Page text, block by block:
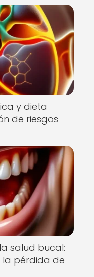
y dieta
de riesgos
salud bucal:
la pérdida de